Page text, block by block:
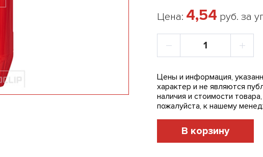
Цена: 4,54 руб. за
Цены и информация,
характер и не являются
наличия и стоимости
пожалуйста, к нашему
В корзину